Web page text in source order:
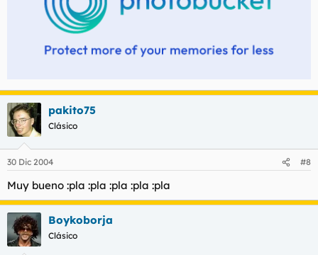
pakito75
Clásico
30 Dic 2004 #8
Muy bueno :pla :pla :pla :pla :pla
Boykoborja
Clásico